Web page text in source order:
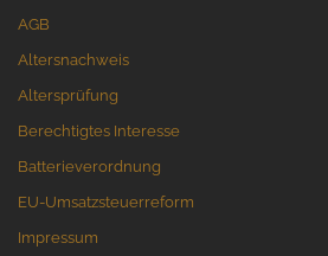
AGB
Altersnachweis
Altersprüfung
Berechtigtes Interesse
Batterieverordnung
EU-Umsatzsteuerreform
Impressum